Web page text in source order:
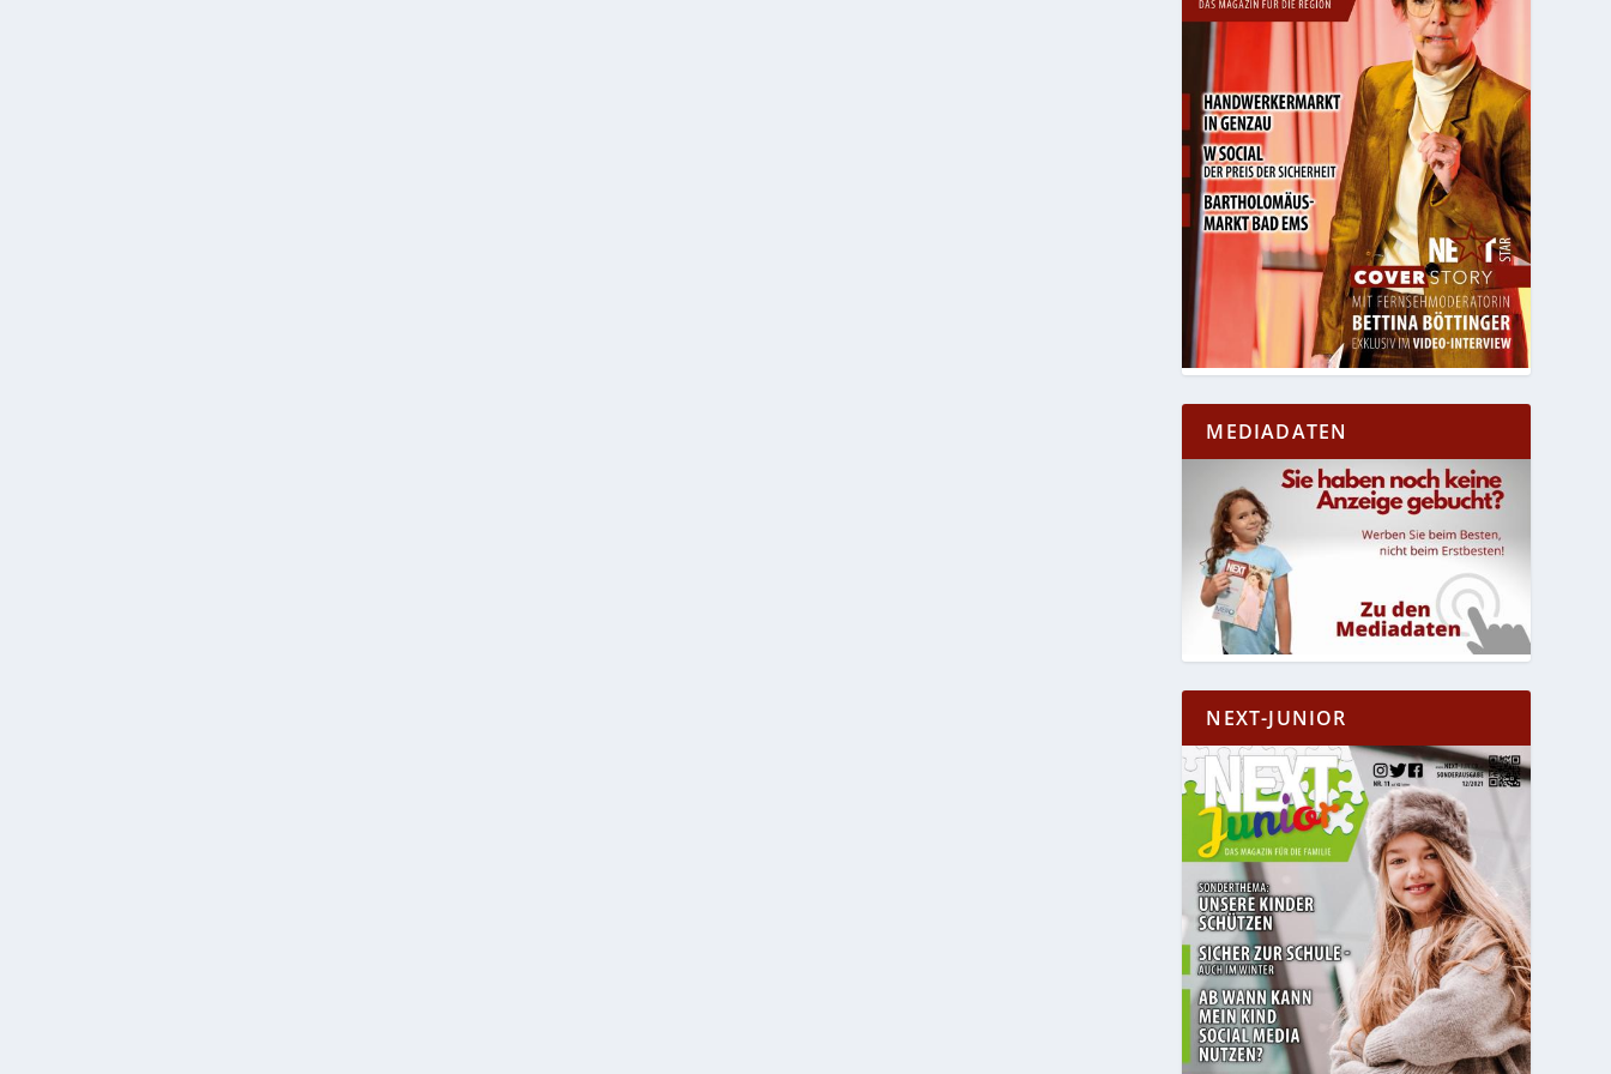
MEDIADATEN
NEXT-JUNIOR